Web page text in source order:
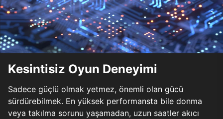
Kesintisiz Oyun Deneyimi
Sadece güçlü olmak yetmez, önemli olan gücü
sürdürebilmek. En yüksek performansta bile donma
veya takılma sorunu yaşamadan, uzun saatler akıcı